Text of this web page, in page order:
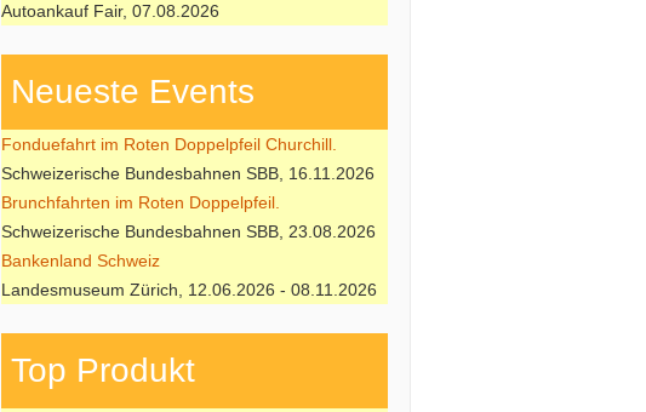
Autoankauf Fair, 07.08.2026
Neueste Events
Fonduefahrt im Roten Doppelpfeil Churchill.
Schweizerische Bundesbahnen SBB, 16.11.2026
Brunchfahrten im Roten Doppelpfeil.
Schweizerische Bundesbahnen SBB, 23.08.2026
Bankenland Schweiz
Landesmuseum Zürich, 12.06.2026 - 08.11.2026
Top Produkt